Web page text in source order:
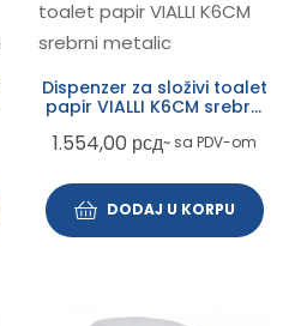
Dispenzer za složivi toalet
papir VIALLI K6CM srebrni
1.554,00 рсд~ sa PDV-om
DODAJ U KORPU